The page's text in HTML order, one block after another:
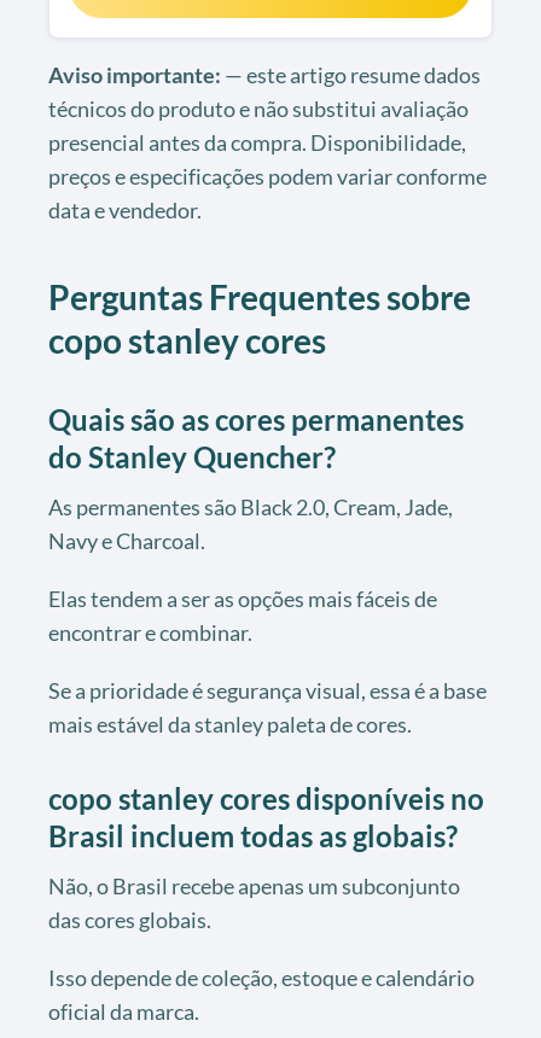
Aviso importante: — este artigo resume dados
técnicos do produto e não substitui avaliação
presencial antes da compra. Disponibilidade,
preços e especificações podem variar conforme
data e vendedor.
Perguntas Frequentes sobre
copo stanley cores
Quais são as cores permanentes
do Stanley Quencher?
As permanentes são Black 2.0, Cream, Jade,
Navy e Charcoal.
Elas tendem a ser as opções mais fáceis de
encontrar e combinar.
Se a prioridade é segurança visual, essa é a base
mais estável da stanley paleta de cores.
copo stanley cores disponíveis no
Brasil incluem todas as globais?
Não, o Brasil recebe apenas um subconjunto
das cores globais.
Isso depende de coleção, estoque e calendário
oficial da marca.